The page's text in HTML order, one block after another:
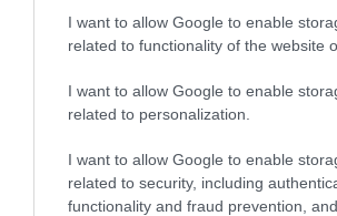
I want to allow Google to enable
related to functionality of the website
I want to allow Google to enable
related to personalization.
I want to allow Google to enable
related to security, including
functionality and fraud prevention,